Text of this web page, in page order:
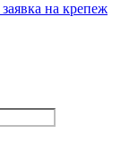
заявка на крепеж